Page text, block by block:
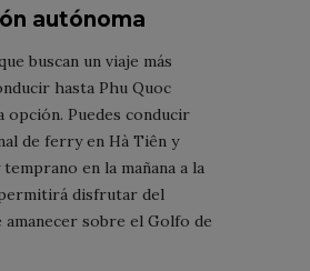
autónoma
buscan un viaje más
hasta Phu Quoc
opción. Puedes conducir
de ferry en Hà Tiên y
en la mañana a la
disfrutar del
sobre el Golfo de